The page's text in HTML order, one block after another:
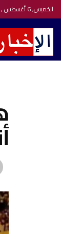
الخميس, 6 أغسطس , 2026